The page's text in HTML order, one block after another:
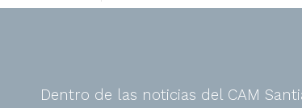
Dentro de las noticias del CAM